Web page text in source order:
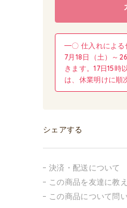
━〇 仕入れによる
7月18日（土）～
きます。17日15時
は、休業明けに順
シェアする
決済・配送について
この商品を友達に教
この商品について問